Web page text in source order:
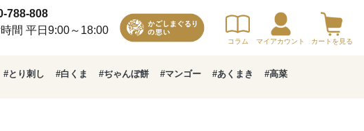
788-808
間 平日9:00～18:00
コラム マイアカウント カートを見る
#とり刺し #白くま #ぢゃんぼ餅 #マンゴー #あくまき #高菜